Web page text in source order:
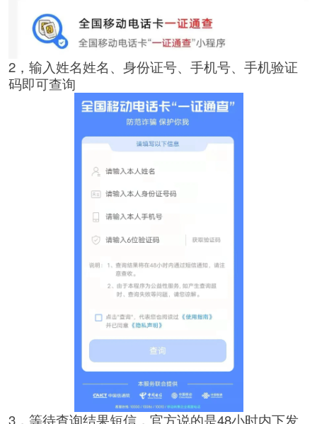
2，输入姓名姓名、身份证号、手机号、手机验证
码即可查询
3，等待查询结果短信，官方说的是48小时内下发